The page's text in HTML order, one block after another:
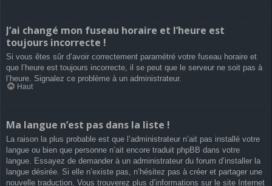
J’ai changé mon fuseau horaire et l’heure est
toujours incorrecte !
Si vous êtes sûr d’avoir correctement paramétré votre fuseau horaire et
que l’heure est toujours incorrecte, il se peut que le serveur ne soit pas à
l’heure. Signalez ce problème à un administrateur.
Haut
Ma langue n’est pas dans la liste !
La raison la plus probable est que l’administrateur n’ait pas installé votre
langue ou bien que personne n’ait encore traduit phpBB dans votre
langue. Essayez de demander à un administrateur du forum d’installer la
langue désirée. Si elle n’existe pas, n’hésitez pas à créer et partager une
nouvelle traduction. Vous trouverez plus d’informations sur le site Internet